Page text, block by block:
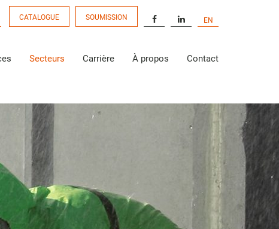
CATALOGUE SOUMISSION EN
Secteurs Carrière À propos Contact